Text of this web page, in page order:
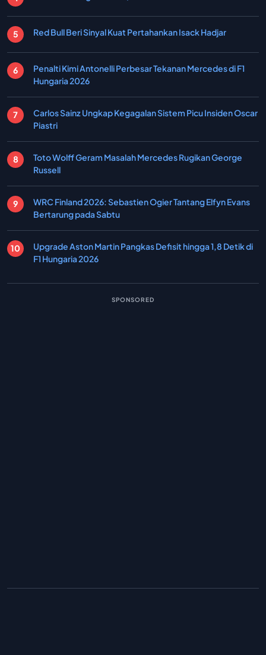
Red Bull Beri Sinyal Kuat Pertahankan Isack Hadjar
Penalti Kimi Antonelli Perbesar Tekanan Mercedes di F1
Hungaria 2026
Carlos Sainz Ungkap Kegagalan Sistem Picu Insiden Oscar
Piastri
Toto Wolff Geram Masalah Mercedes Rugikan George
Russell
WRC Finland 2026: Sebastien Ogier Tantang Elfyn Evans
Bertarung pada Sabtu
Upgrade Aston Martin Pangkas Defisit hingga 1,8 Detik di
F1 Hungaria 2026
SPONSORED